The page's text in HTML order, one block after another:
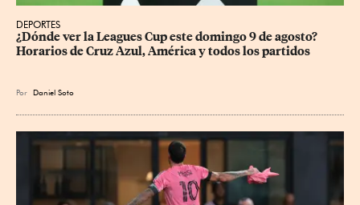
DEPORTES
¿Dónde ver la Leagues Cup este domingo 9 de agosto?
Horarios de Cruz Azul, América y todos los partidos
Por Daniel Soto